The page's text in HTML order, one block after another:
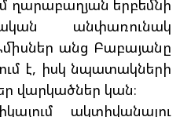
ղարաբաղյան երբեմնի
անփառունակ
անց Բաբայանը
է, իսկ նպատակների
վարկածներ կան։
ակտիվանալու